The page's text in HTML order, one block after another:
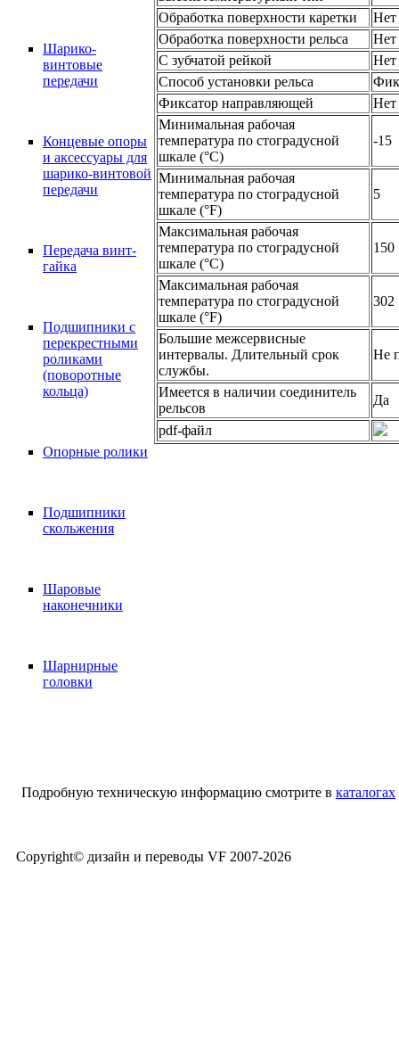
Шарико-
винтовые
передачи
Концевые опоры
и аксессуары для
шарико-винтовой
передачи
Передача винт-
гайка
Подшипники с
перекрестными
роликами
(поворотные
кольца)
Опорные ролики
Подшипники
скольжения
Шаровые
наконечники
Шарнирные
головки
Обработка поверхности каретки
Нет
Обработка поверхности рельса
Нет
С зубчатой рейкой
Нет
Способ установки рельса
Фиксатор направляющей
Нет
Минимальная рабочая
температура по стоградусной
шкале (°C)
-15
Минимальная рабочая
температура по стоградусной
шкале (°F)
5
Максимальная рабочая
температура по стоградусной
шкале (°C)
150
Максимальная рабочая
температура по стоградусной
шкале (°F)
302
Большие межсервисные
интервалы. Длительный срок
службы.
Не
Имеется в наличии соединитель
рельсов
Да
pdf-файл
Подробную техническую информацию смотрите в каталогах
Copyright© дизайн и переводы VF 2007-2026